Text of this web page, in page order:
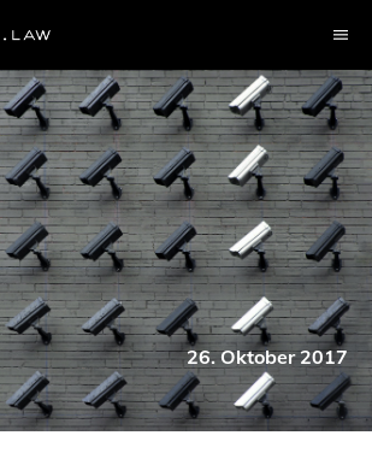
26. Oktober 2017